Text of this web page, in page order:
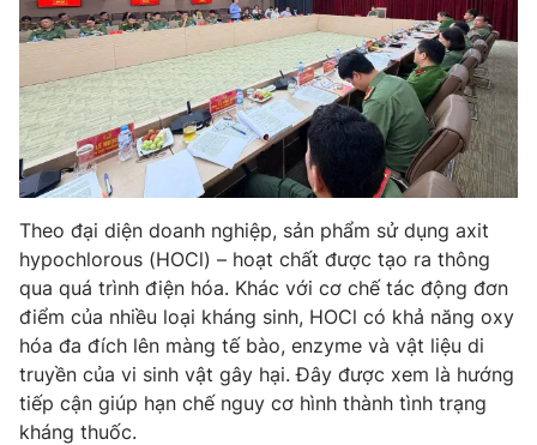
Theo dõi báo trên
Cơ quan chủ quản:
Đài Truyền hình Việt Nam
Giấy phép hoạt động báo in và báo điện tử số 483/GP-BTTTT
cấp ngày 29/12/2023
Tổng Biên tập:Vũ Thanh Thủy
Phó Tổng Biên tập:
Nguyễn Thị Mỹ Hạnh, Phạm Quốc Thắng,
Nguyễn Trọng Ninh
Tổng đài VTV:
024.38 355 931 - 024.38 355 932
Ðiện thoại Thời báo VTV:
Theo đại diện doanh nghiệp, sản phẩm sử dụng axit
hypochlorous (HOCl) – hoạt chất được tạo ra thông
qua quá trình điện hóa. Khác với cơ chế tác động đơn
điểm của nhiều loại kháng sinh, HOCl có khả năng oxy
hóa đa đích lên màng tế bào, enzyme và vật liệu di
truyền của vi sinh vật gây hại. Đây được xem là hướng
tiếp cận giúp hạn chế nguy cơ hình thành tình trạng
kháng thuốc.